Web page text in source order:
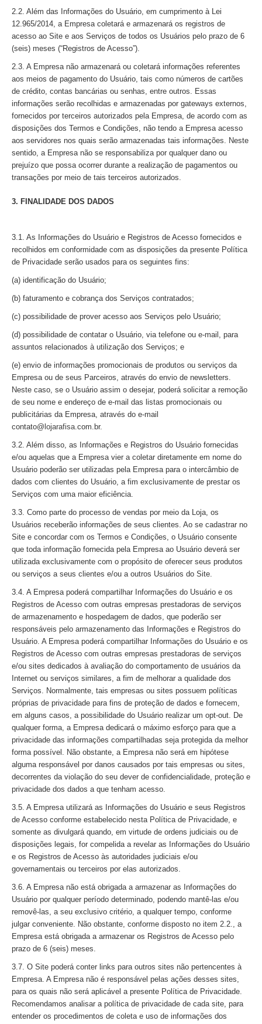
2.2. Além das Informações do Usuário, em cumprimento à Lei
12.965/2014, a Empresa coletará e armazenará os registros de
acesso ao Site e aos Serviços de todos os Usuários pelo prazo de 6
(seis) meses (“Registros de Acesso”).
2.3. A Empresa não armazenará ou coletará informações referentes
aos meios de pagamento do Usuário, tais como números de cartões
de crédito, contas bancárias ou senhas, entre outros. Essas
informações serão recolhidas e armazenadas por gateways externos,
fornecidos por terceiros autorizados pela Empresa, de acordo com as
disposições dos Termos e Condições, não tendo a Empresa acesso
aos servidores nos quais serão armazenadas tais informações. Neste
sentido, a Empresa não se responsabiliza por qualquer dano ou
prejuízo que possa ocorrer durante a realização de pagamentos ou
transações por meio de tais terceiros autorizados.
3. FINALIDADE DOS DADOS
3.1. As Informações do Usuário e Registros de Acesso fornecidos e
recolhidos em conformidade com as disposições da presente Política
de Privacidade serão usados para os seguintes fins:
(a) identificação do Usuário;
(b) faturamento e cobrança dos Serviços contratados;
(c) possibilidade de prover acesso aos Serviços pelo Usuário;
(d) possibilidade de contatar o Usuário, via telefone ou e-mail, para
assuntos relacionados à utilização dos Serviços; e
(e) envio de informações promocionais de produtos ou serviços da
Empresa ou de seus Parceiros, através do envio de newsletters.
Neste caso, se o Usuário assim o desejar, poderá solicitar a remoção
de seu nome e endereço de e-mail das listas promocionais ou
publicitárias da Empresa, através do e-mail
contato@ lojarafisa.com.br.
3.2. Além disso, as Informações e Registros do Usuário fornecidas
e/ou aquelas que a Empresa vier a coletar diretamente em nome do
Usuário poderão ser utilizadas pela Empresa para o intercâmbio de
dados com clientes do Usuário, a fim exclusivamente de prestar os
Serviços com uma maior eficiência.
3.3. Como parte do processo de vendas por meio da Loja, os
Usuários receberão informações de seus clientes. Ao se cadastrar no
Site e concordar com os Termos e Condições, o Usuário consente
que toda informação fornecida pela Empresa ao Usuário deverá ser
utilizada exclusivamente com o propósito de oferecer seus produtos
ou serviços a seus clientes e/ou a outros Usuários do Site.
3.4. A Empresa poderá compartilhar Informações do Usuário e os
Registros de Acesso com outras empresas prestadoras de serviços
de armazenamento e hospedagem de dados, que poderão ser
responsáveis pelo armazenamento das Informações e Registros do
Usuário. A Empresa poderá compartilhar Informações do Usuário e os
Registros de Acesso com outras empresas prestadoras de serviços
e/ou sites dedicados à avaliação do comportamento de usuários da
Internet ou serviços similares, a fim de melhorar a qualidade dos
Serviços. Normalmente, tais empresas ou sites possuem políticas
próprias de privacidade para fins de proteção de dados e fornecem,
em alguns casos, a possibilidade do Usuário realizar um opt-out. De
qualquer forma, a Empresa dedicará o máximo esforço para que a
privacidade das informações compartilhadas seja protegida da melhor
forma possível. Não obstante, a Empresa não será em hipótese
alguma responsável por danos causados por tais empresas ou sites,
decorrentes da violação do seu dever de confidencialidade, proteção e
privacidade dos dados a que tenham acesso.
3.5. A Empresa utilizará as Informações do Usuário e seus Registros
de Acesso conforme estabelecido nesta Política de Privacidade, e
somente as divulgará quando, em virtude de ordens judiciais ou de
disposições legais, for compelida a revelar as Informações do Usuário
e os Registros de Acesso às autoridades judiciais e/ou
governamentais ou terceiros por elas autorizados.
3.6. A Empresa não está obrigada a armazenar as Informações do
Usuário por qualquer período determinado, podendo mantê-las e/ou
removê-las, a seu exclusivo critério, a qualquer tempo, conforme
julgar conveniente. Não obstante, conforme disposto no item 2.2., a
Empresa está obrigada a armazenar os Registros de Acesso pelo
prazo de 6 (seis) meses.
3.7. O Site poderá conter links para outros sites não pertencentes à
Empresa. A Empresa não é responsável pelas ações desses sites,
para os quais não será aplicável a presente Política de Privacidade.
Recomendamos analisar a política de privacidade de cada site, para
entender os procedimentos de coleta e uso de informações dos